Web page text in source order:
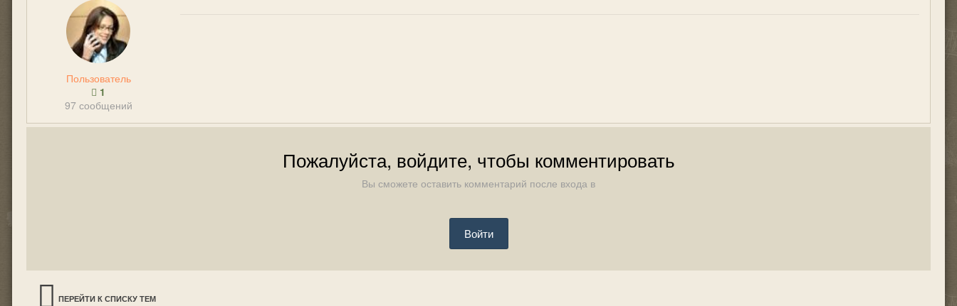
Пользователь
1
97 сообщений
Пожалуйста, войдите, чтобы комментировать
Вы сможете оставить комментарий после входа в
Войти
ПЕРЕЙТИ К СПИСКУ ТЕМ